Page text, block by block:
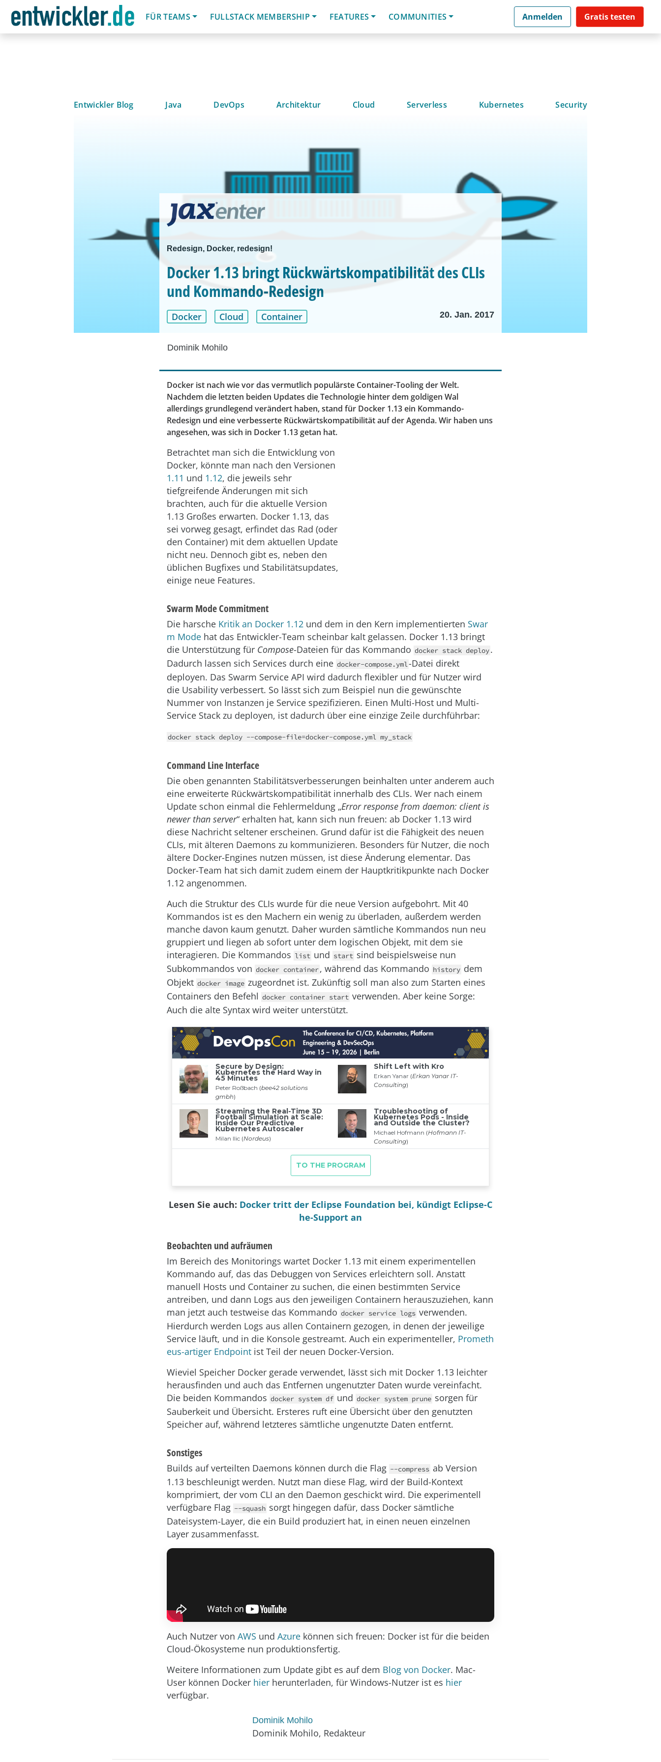
FÜR TEAMS
FULLSTACK MEMBERSHIP FEATURES COMMUNITIES Anmelden Gratis testen
Entwickler Blog Java DevOps Architektur Cloud Serverless Kubernetes Security
Redesign, Docker, redesign!
Docker 1.13 bringt Rückwärtskompatibilität des CLIs
und Kommando-Redesign
Docker Cloud Container 20. Jan. 2017
Dominik Mohilo
Docker ist nach wie vor das vermutlich populärste Container-Tooling der Welt.
Nachdem die letzten beiden Updates die Technologie hinter dem goldigen Wal
allerdings grundlegend verändert haben, stand für Docker 1.13 ein Kommando-
Redesign und eine verbesserte Rückwärtskompatibilität auf der Agenda. Wir haben uns
angesehen, was sich in Docker 1.13 getan hat.
Betrachtet man sich die Entwicklung von
Docker, könnte man nach den Versionen
1.11 und 1.12, die jeweils sehr
tiefgreifende Änderungen mit sich
brachten, auch für die aktuelle Version
1.13 Großes erwarten. Docker 1.13, das
sei vorweg gesagt, erfindet das Rad (oder
den Container) mit dem aktuellen Update
nicht neu. Dennoch gibt es, neben den
üblichen Bugfixes und Stabilitätsupdates,
einige neue Features.
Swarm Mode Commitment
Die harsche Kritik an Docker 1.12 und dem in den Kern implementierten Swar
m Mode hat das Entwickler-Team scheinbar kalt gelassen. Docker 1.13 bringt
die Unterstützung für Compose-Dateien für das Kommando docker stack deploy.
Dadurch lassen sich Services durch eine docker-compose.yml-Datei direkt
deployen. Das Swarm Service API wird dadurch flexibler und für Nutzer wird
die Usability verbessert. So lässt sich zum Beispiel nun die gewünschte
Nummer von Instanzen je Service spezifizieren. Einen Multi-Host und Multi-
Service Stack zu deployen, ist dadurch über eine einzige Zeile durchführbar:
docker stack deploy --compose-file=docker-compose.yml my_stack
Command Line Interface
Die oben genannten Stabilitätsverbesserungen beinhalten unter anderem auch
eine erweiterte Rückwärtskompatibilität innerhalb des CLIs. Wer nach einem
Update schon einmal die Fehlermeldung „Error response from daemon: client is
newer than server“ erhalten hat, kann sich nun freuen: ab Docker 1.13 wird
diese Nachricht seltener erscheinen. Grund dafür ist die Fähigkeit des neuen
CLIs, mit älteren Daemons zu kommunizieren. Besonders für Nutzer, die noch
ältere Docker-Engines nutzen müssen, ist diese Änderung elementar. Das
Docker-Team hat sich damit zudem einem der Hauptkritikpunkte nach Docker
1.12 angenommen.
Auch die Struktur des CLIs wurde für die neue Version aufgebohrt. Mit 40
Kommandos ist es den Machern ein wenig zu überladen, außerdem werden
manche davon kaum genutzt. Daher wurden sämtliche Kommandos nun neu
gruppiert und liegen ab sofort unter dem logischen Objekt, mit dem sie
interagieren. Die Kommandos list und start sind beispielsweise nun
Subkommandos von docker container, während das Kommando history dem
Objekt docker image zugeordnet ist. Zukünftig soll man also zum Starten eines
Containers den Befehl docker container start verwenden. Aber keine Sorge:
Auch die alte Syntax wird weiter unterstützt.
Lesen Sie auch: Docker tritt der Eclipse Foundation bei, kündigt Eclipse-C
he-Support an
Beobachten und aufräumen
Im Bereich des Monitorings wartet Docker 1.13 mit einem experimentellen
Kommando auf, das das Debuggen von Services erleichtern soll. Anstatt
manuell Hosts und Container zu suchen, die einen bestimmten Service
antreiben, und dann Logs aus den jeweiligen Containern herauszuziehen, kann
man jetzt auch testweise das Kommando docker service logs verwenden.
Hierdurch werden Logs aus allen Containern gezogen, in denen der jeweilige
Service läuft, und in die Konsole gestreamt. Auch ein experimenteller, Prometh
eus-artiger Endpoint ist Teil der neuen Docker-Version.
Wieviel Speicher Docker gerade verwendet, lässt sich mit Docker 1.13 leichter
herausfinden und auch das Entfernen ungenutzter Daten wurde vereinfacht.
Die beiden Kommandos docker system df und docker system prune sorgen für
Sauberkeit und Übersicht. Ersteres ruft eine Übersicht über den genutzten
Speicher auf, während letzteres sämtliche ungenutzte Daten entfernt.
Sonstiges
Builds auf verteilten Daemons können durch die Flag --compress ab Version
1.13 beschleunigt werden. Nutzt man diese Flag, wird der Build-Kontext
komprimiert, der vom CLI an den Daemon geschickt wird. Die experimentell
verfügbare Flag --squash sorgt hingegen dafür, dass Docker sämtliche
Dateisystem-Layer, die ein Build produziert hat, in einen neuen einzelnen
Layer zusammenfasst.
Auch Nutzer von AWS und Azure können sich freuen: Docker ist für die beiden
Cloud-Ökosysteme nun produktionsfertig.
Weitere Informationen zum Update gibt es auf dem Blog von Docker. Mac-
User können Docker hier herunterladen, für Windows-Nutzer ist es hier
verfügbar.
Dominik Mohilo
Dominik Mohilo, Redakteur